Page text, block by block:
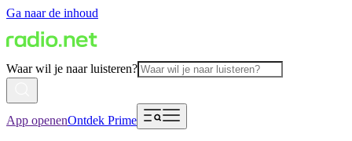
Ga naar de inhoud
Waar wil je naar luisteren?
App openenOntdek Prime